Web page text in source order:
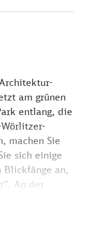
und Paul
Josef
am grünen
entlang, die
Wörlitzer-
machen Sie
sich einige
Blickfänge an,
An der
der
Kilometer bis
stehen –